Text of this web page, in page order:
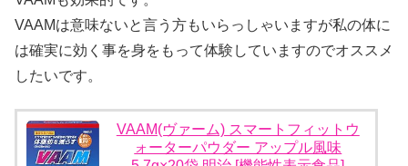
VAAMは意味ないと言う方もいらっしゃいますが私の体に
は確実に効く事を身をもって体験していますのでオススメ
したいです。
VAAM(ヴァーム) スマートフィットウ
ォーターパウダー アップル風味